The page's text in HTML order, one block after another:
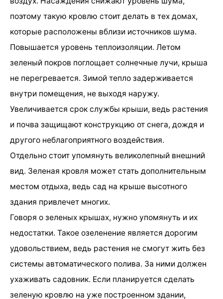
поэтому такую кровлю стоит делать в тех домах,
которые расположены вблизи источников шума.
Повышается уровень теплоизоляции. Летом
зеленый покров поглощает солнечные лучи, крыша
не перегревается. Зимой тепло задерживается
внутри помещения, не выходя наружу.
Увеличивается срок службы крыши, ведь растения
и почва защищают конструкцию от снега, дождя и
другого неблагоприятного воздействия.
Отдельно стоит упомянуть великолепный внешний
вид. Зеленая кровля может стать дополнительным
местом отдыха, ведь сад на крыше высотного
здания привлечет многих.
Говоря о зеленых крышах, нужно упомянуть и их
недостатки. Такое озеленение является дорогим
удовольствием, ведь растения не смогут жить без
системы автоматического полива. За ними должен
ухаживать садовник. Если планируется сделать
зеленую кровлю на уже построенном здании,